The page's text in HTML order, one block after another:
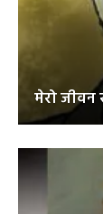
मेरो जीवन